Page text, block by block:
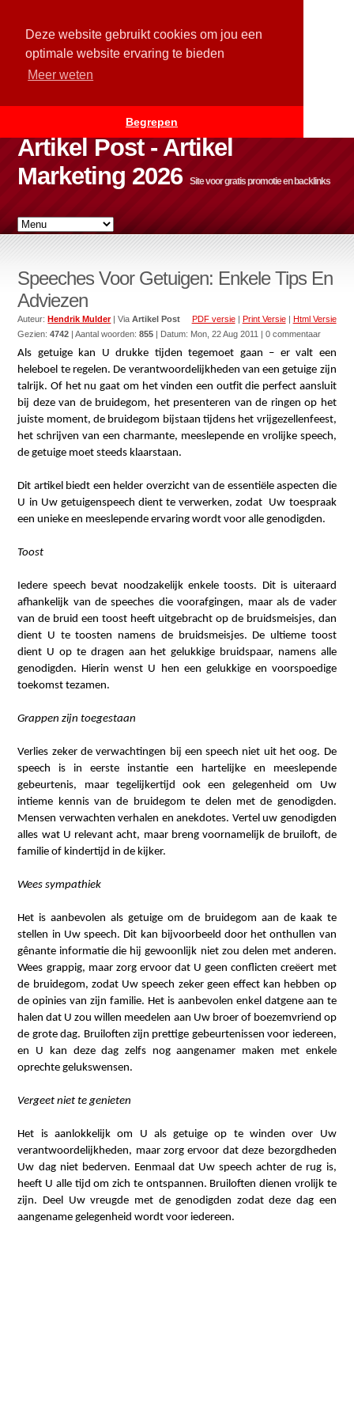
Deze website gebruikt cookies om jou een
optimale website ervaring te bieden
Meer weten
Begrepen
Artikel Post - Artikel
Marketing 2026
Site voor gratis promotie en backlinks
Speeches Voor Getuigen: Enkele Tips En
Adviezen
PDF versie| Print Versie| Html Versie
Auteur:Hendrik Mulder| ViaArtikel Post
Gezien:4742 | Aantal woorden:855 | Datum: Mon, 22 Aug 2011 | 0 commentaar
Als getuige kan U drukke tijden tegemoet gaan – er valt een
heleboel te regelen. De verantwoordelijkheden van een getuige zijn
talrijk. Of het nu gaat om het vinden een outfit die perfect aansluit
bij deze van de bruidegom, het presenteren van de ringen op het
juiste moment, de bruidegom bijstaan tijdens het vrijgezellenfeest,
het schrijven van een charmante, meeslepende en vrolijke speech,
de getuige moet steeds klaarstaan.
Dit artikel biedt een helder overzicht van de essentiële aspecten die
U in Uw getuigenspeech dient te verwerken, zodat Uw toespraak
een unieke en meeslepende ervaring wordt voor alle genodigden.
Toost
Iedere speech bevat noodzakelijk enkele toosts. Dit is uiteraard
afhankelijk van de speeches die voorafgingen, maar als de vader
van de bruid een toost heeft uitgebracht op de bruidsmeisjes, dan
dient U te toosten namens de bruidsmeisjes. De ultieme toost
dient U op te dragen aan het gelukkige bruidspaar, namens alle
genodigden. Hierin wenst U hen een gelukkige en voorspoedige
toekomst tezamen.
Grappen zijn toegestaan
Verlies zeker de verwachtingen bij een speech niet uit het oog. De
speech is in eerste instantie een hartelijke en meeslepende
gebeurtenis, maar tegelijkertijd ook een gelegenheid om Uw
intieme kennis van de bruidegom te delen met de genodigden.
Mensen verwachten verhalen en anekdotes. Vertel uw genodigden
alles wat U relevant acht, maar breng voornamelijk de bruiloft, de
familie of kindertijd in de kijker.
Wees sympathiek
Het is aanbevolen als getuige om de bruidegom aan de kaak te
stellen in Uw speech. Dit kan bijvoorbeeld door het onthullen van
gênante informatie die hij gewoonlijk niet zou delen met anderen.
Wees grappig, maar zorg ervoor dat U geen conflicten creëert met
de bruidegom, zodat Uw speech zeker geen effect kan hebben op
de opinies van zijn familie. Het is aanbevolen enkel datgene aan te
halen dat U zou willen meedelen aan Uw broer of boezemvriend op
de grote dag. Bruiloften zijn prettige gebeurtenissen voor iedereen,
en U kan deze dag zelfs nog aangenamer maken met enkele
oprechte gelukswensen.
Vergeet niet te genieten
Het is aanlokkelijk om U als getuige op te winden over Uw
verantwoordelijkheden, maar zorg ervoor dat deze bezorgdheden
Uw dag niet bederven. Eenmaal dat Uw speech achter de rug is,
heeft U alle tijd om zich te ontspannen. Bruiloften dienen vrolijk te
zijn. Deel Uw vreugde met de genodigden zodat deze dag een
aangename gelegenheid wordt voor iedereen.